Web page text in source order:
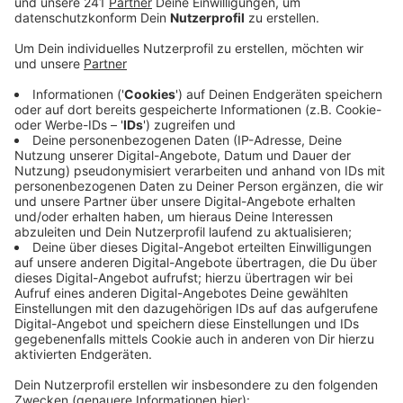
beschlossen. Auch wenn alleine die Kosten für die
Erneuerung der Dacheindeckung sich aufgrund der
angespannten Situation in der Baubranche
verdreifacht haben.
Veröffentlicht:Mittwoch, 14.12.2022 16:59
Anzeige
Im Haushalt 2022 waren ursprünglich 140.000 Euro für
die neue Dacheindeckung vorgesehen, jetzt wird dies
wohl 420.000 Euro kosten. Außerdem soll in Betracht
gezogen werden auch die Wärmedämmung, die
Beleuchtung und das Heizsystem zu erneuern und
durch nachhaltigere Lösungen zu ersetzen.Die
Gemeinde hofft dadurch auf eine Förderung von
600.000 Euro kosten.